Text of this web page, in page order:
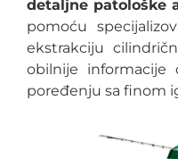
detaljne patološke
pomoću
ekstrakciju
obilnije
poređenju sa finom